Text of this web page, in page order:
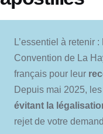
L’essentiel à retenir
Convention de La
français pour leur
Depuis mai 2025,
évitant la
rejet de votre